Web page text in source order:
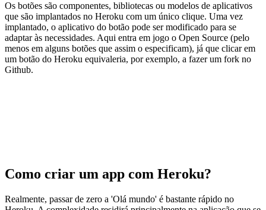
Os botões são componentes, bibliotecas ou modelos de aplicativos
que são implantados no Heroku com um único clique. Uma vez
implantado, o aplicativo do botão pode ser modificado para se
adaptar às necessidades. Aqui entra em jogo o Open Source (pelo
menos em alguns botões que assim o especificam), já que clicar em
um botão do Heroku equivaleria, por exemplo, a fazer um fork no
Github.
Como criar um app com Heroku?
Realmente, passar de zero a 'Olá mundo' é bastante rápido no